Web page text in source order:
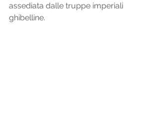
assediata dalle truppe imperiali
ghibelline.